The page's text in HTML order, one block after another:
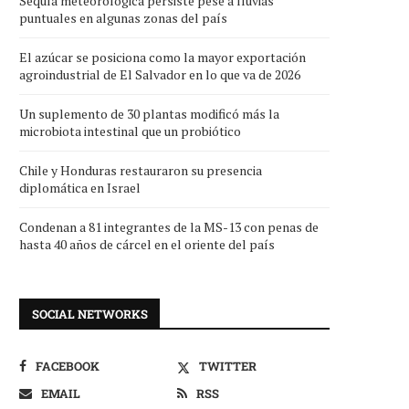
puntuales en algunas zonas del país
El azúcar se posiciona como la mayor exportación
agroindustrial de El Salvador en lo que va de 2026
Un suplemento de 30 plantas modificó más la
microbiota intestinal que un probiótico
Chile y Honduras restauraron su presencia
diplomática en Israel
Condenan a 81 integrantes de la MS-13 con penas de
hasta 40 años de cárcel en el oriente del país
SOCIAL NETWORKS
FACEBOOK
TWITTER
EMAIL
RSS